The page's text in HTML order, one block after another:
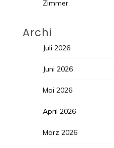
Zimmer
Archi
Juli 2026
Juni 2026
Mai 2026
April 2026
März 2026